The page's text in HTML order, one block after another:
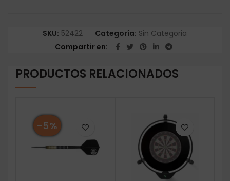
SKU: 52422 Categoría: Sin Categoria
Compartir en
PRODUCTOS RELACIONADOS
-5%